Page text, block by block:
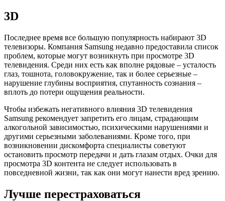
3D
Последнее время все большую популярность набирают 3D
телевизоры. Компания Samsung недавно предоставила список
проблем, которые могут возникнуть при просмотре 3D
телевидения. Среди них есть как вполне рядовые – усталость
глаз, тошнота, головокружение, так и более серьезные –
нарушение глубины восприятия, спутанность сознания –
вплоть до потери ощущения реальности.
Чтобы избежать негативного влияния 3D телевидения
Samsung рекомендует запретить его лицам, страдающим
алкогольной зависимостью, психическими нарушениями и
другими серьезными заболеваниями. Кроме того, при
возникновении дискомфорта специалисты советуют
остановить просмотр передачи и дать глазам отдых. Очки для
просмотра 3D контента не следует использовать в
повседневной жизни, так как они могут нанести вред зрению.
Лучше перестраховаться